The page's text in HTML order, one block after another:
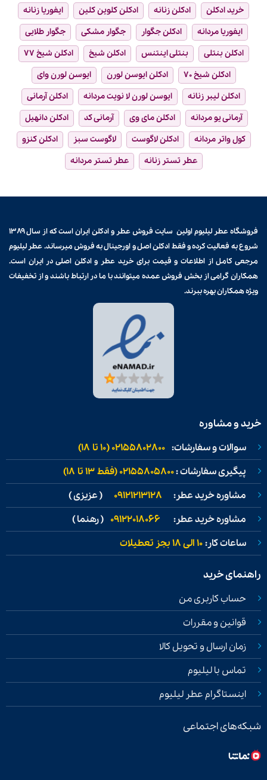
خرید ادکلن ادکلن زنانه ادکلن کلوین کلین
ایفوریا زنانه
ایفوریا مردانه
ادکلن جگوار جگوار مشکی
جگوار طلایی
ادکلن بنتلی
بنتلی اینتنس ادکلن شیخ
ادکلن شیخ ۷۷
ادکلن شیخ ۷۰
ادکلن ایوسن لورن
ایوسن لورن وای
ادکلن لیبر زنانه
ایوسن لورن لا نویت مردانه
ادکلن آرمانی
آرمانی یو مردانه
ادکلن مای وی آرمانی کد
ادکلن دانهیل
کول واتر مردانه
ادکلن لاگوست لاگوست سبز
ادکلن کنزو
عطر تستر زنانه
عطر تستر مردانه
فروشگاه عطر لیلیوم اولین سایت فروشعطر و ادکلن
ایران است که از سال ۱۳۸۹
شروع به فعالیت کرده و فقط ادکلن اصل و اورجینال به فروش میرساند. عطر لیلیوم
مرجعی کامل از اطلاعات و قیمت برایخرید عطر و ادکلن اصلی در ایران است.
همکاران گرامی از بخش فروش عمده میتوانند با ما در ارتباط باشند و از تخفیفات
ویژه همکاران بهره ببرند.
خرید و مشاوره
سوالات و سفارشات: 02155802800 (۱۰ تا ۱۸)
پیگیری سفارشات :02155805800 (فقط ۱۳ تا ۱۸)
مشاوره خرید عطر: 09121213128 ( عزیزی )
مشاوره خرید عطر: 09122018066 ( رهنما )
ساعات کار:۱۰ الی ۱۸ بجز تعطیلات
راهنمای خرید
حساب کاربری من
قوانین و مقررات
زمان ارسال و تحویل کالا
تماس با لیلیوم
اینستاگرام عطر لیلیوم
شبکه‌های اجتماعی